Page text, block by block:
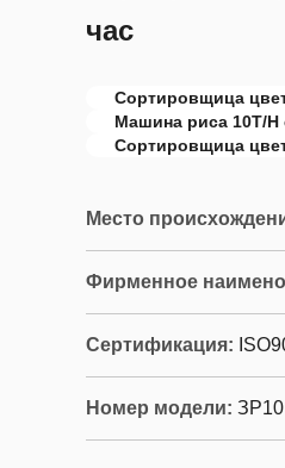
час
Сортировщица
Машина риса 10T/H
Сортировщица
Место
Фирменное
Сертификация:
Номер модели: ЗР10